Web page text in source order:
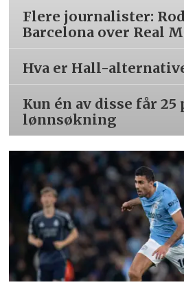
Flere journalister:
Barcelona over Real
Hva er Hall-
Kun én av disse får 25
lønnsøkning